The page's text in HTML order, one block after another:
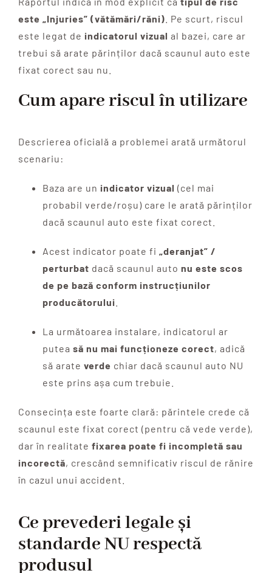
este „Injuries” (vătămări/răni) . Pe scurt, riscul
este legat de indicatorul vizual al bazei, care ar
trebui să arate părinților dacă scaunul auto este
fixat corect sau nu.
Cum apare riscul în utilizare
Descrierea oficială a problemei arată următorul
scenariu:
Baza are un indicator vizual (cel mai
probabil verde/roșu) care le arată părinților
dacă scaunul auto este fixat corect.
Acest indicator poate fi „deranjat” /
perturbat dacă scaunul auto nu este scos
de pe bază conform instrucțiunilor
producătorului
La următoarea instalare, indicatorul ar
putea să nu mai funcționeze corect, adică
să arate verde chiar dacă scaunul auto NU
este prins așa cum trebuie.
Consecința este foarte clară: părintele crede că
scaunul este fixat corect (pentru că vede verde),
dar în realitate fixarea poate fi incompletă sau
incorectă, crescând semnificativ riscul de rănire
în cazul unui accident.
Ce prevederi legale și
standarde NU respectă
produsul